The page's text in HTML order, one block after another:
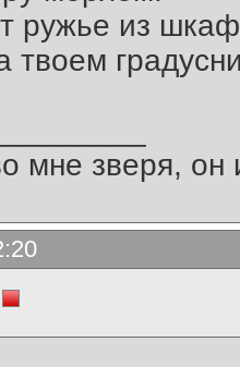
ружье из
твоем
мне зверя, он